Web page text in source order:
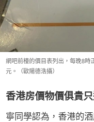
網吧前檯的價目表列出，每晚8時
元。（歐陽德浩攝）
香港房價物價俱貴
寧同學認為，香港的